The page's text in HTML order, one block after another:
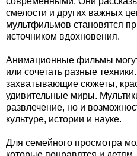
смелости и других важных
мультфильмов становятся
источником вдохновения.
Анимационные фильмы
или сочетать разные
захватывающие сюжеты,
удивительные миры.
развлечение, но и
культуре, истории и науке.
Для семейного просмотра